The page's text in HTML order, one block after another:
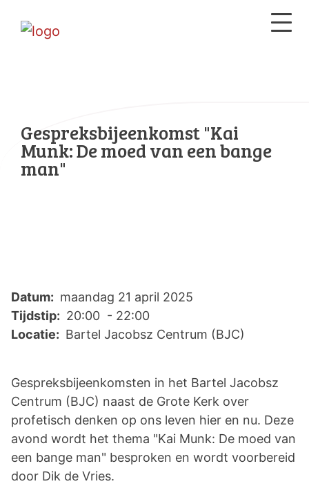
Gespreksbijeenkomst "Kai
Munk: De moed van een bange
man"
Datum: maandag 21 april 2025
Tijdstip: 20:00 - 22:00
Locatie: Bartel Jacobsz Centrum (BJC)
Gespreksbijeenkomsten in het Bartel Jacobsz
Centrum (BJC) naast de Grote Kerk over
profetisch denken op ons leven hier en nu. Deze
avond wordt het thema "Kai Munk: De moed van
een bange man" besproken en wordt voorbereid
door Dik de Vries.